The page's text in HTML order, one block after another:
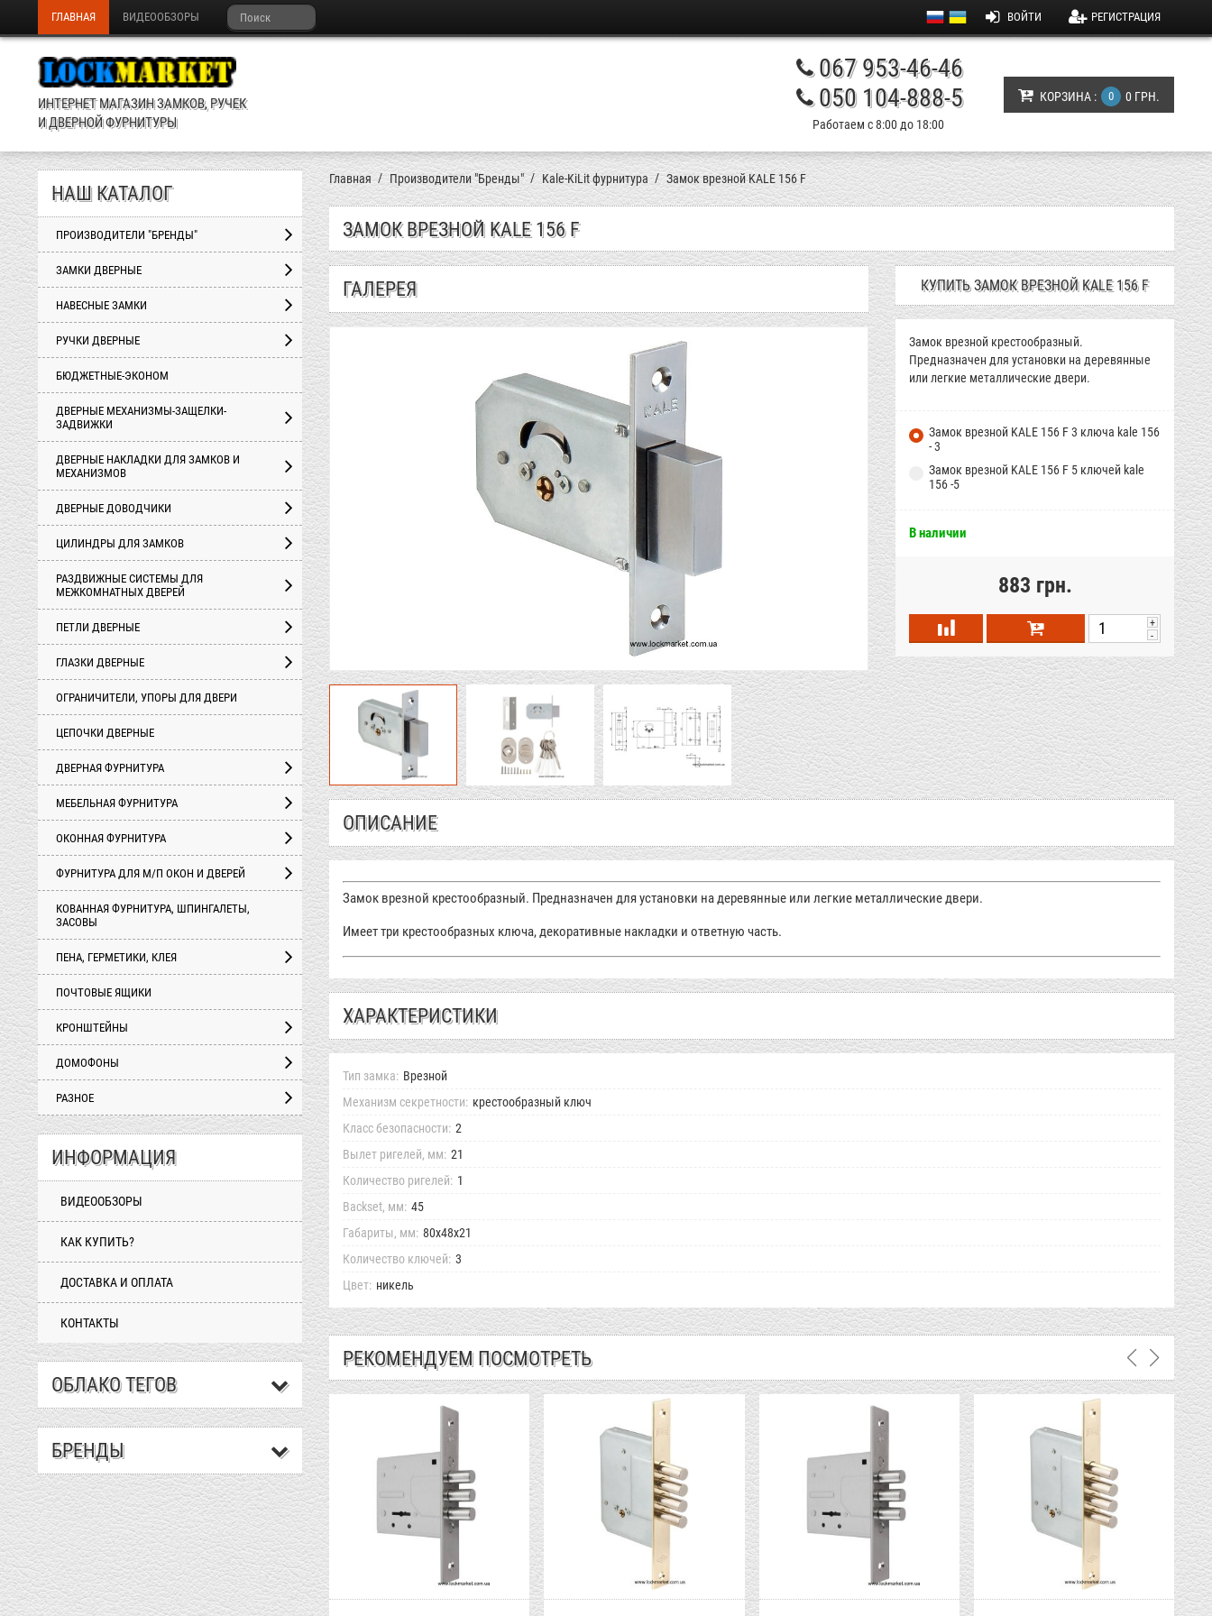
ИНТЕРНЕТ МАГАЗИН ЗАМКОВ, РУЧЕК
И ДВЕРНОЙ ФУРНИТУРЫ
067 953-46-46
050 104-888-5
Работаем с 8:00 до 18:00
КОРЗИНА : 0 0 ГРН.
НАШ КАТАЛОГ
ПРОИЗВОДИТЕЛИ "БРЕНДЫ"
ЗАМКИ ДВЕРНЫЕ
НАВЕСНЫЕ ЗАМКИ
РУЧКИ ДВЕРНЫЕ
БЮДЖЕТНЫЕ-ЭКОНОМ
ДВЕРНЫЕ МЕХАНИЗМЫ-ЗАЩЕЛКИ-
ЗАДВИЖКИ
ДВЕРНЫЕ НАКЛАДКИ ДЛЯ ЗАМКОВ И
МЕХАНИЗМОВ
ДВЕРНЫЕ ДОВОДЧИКИ
ЦИЛИНДРЫ ДЛЯ ЗАМКОВ
РАЗДВИЖНЫЕ СИСТЕМЫ ДЛЯ
МЕЖКОМНАТНЫХ ДВЕРЕЙ
ПЕТЛИ ДВЕРНЫЕ
ГЛАЗКИ ДВЕРНЫЕ
ОГРАНИЧИТЕЛИ, УПОРЫ ДЛЯ ДВЕРИ
ЦЕПОЧКИ ДВЕРНЫЕ
ДВЕРНАЯ ФУРНИТУРА
МЕБЕЛЬНАЯ ФУРНИТУРА
ОКОННАЯ ФУРНИТУРА
ФУРНИТУРА ДЛЯ М/П ОКОН И ДВЕРЕЙ
КОВАННАЯ ФУРНИТУРА, ШПИНГАЛЕТЫ,
ЗАСОВЫ
ПЕНА, ГЕРМЕТИКИ, КЛЕЯ
ПОЧТОВЫЕ ЯЩИКИ
КРОНШТЕЙНЫ
ДОМОФОНЫ
РАЗНОЕ
ИНФОРМАЦИЯ
ВИДЕООБЗОРЫ
КАК КУПИТЬ?
ДОСТАВКА И ОПЛАТА
КОНТАКТЫ
ОБЛАКО ТЕГОВ
БРЕНДЫ
Главная Производители "Бренды" Kale-KiLit фурнитура Замок врезной KALE 156 F
ЗАМОК ВРЕЗНОЙ KALE 156 F
ГАЛЕРЕЯ КУПИТЬ ЗАМОК ВРЕЗНОЙ KALE 156 F
Замок врезной крестообразный.
Предназначен для установки на деревянные
или легкие металлические двери.
Замок врезной KALE 156 F 3 ключа kale 156
- 3
Замок врезной KALE 156 F 5 ключей kale
156 -5
В наличии
883 грн.
-
+
ОПИСАНИЕ
Замок врезной крестообразный. Предназначен для установки на деревянные или легкие металлические двери.
Имеет три крестообразных ключа, декоративные накладки и ответную часть.
ХАРАКТЕРИСТИКИ
Тип замка: Врезной
Механизм секретности: крестообразный ключ
Класс безопасности: 2
Вылет ригелей, мм: 21
Количество ригелей: 1
Backset, мм: 45
Габариты, мм: 80х48х21
Количество ключей: 3
Цвет: никель
РЕКОМЕНДУЕМ ПОСМОТРЕТЬ
ГЛАВНАЯ ВИДЕООБЗОРЫ ВОЙТИ РЕГИСТРАЦИЯ